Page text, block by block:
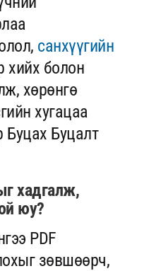
санхүүгийн
хийх болон
хөрөнгө
хугацаа
Буцах Буцалт
хадгалж,
юу?
PDF
зөвшөөрч,